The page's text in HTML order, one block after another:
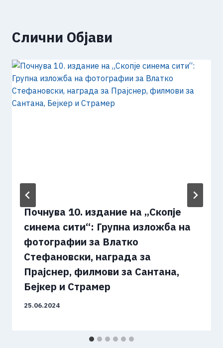
Слични Објави
Почнува 10. издание на „Скопје
синема сити“: Групна изложба на
фотографии за Влатко
Стефановски, награда за
Прајснер, филмови за Сантана,
Бејкер и Страмер
25.06.2024